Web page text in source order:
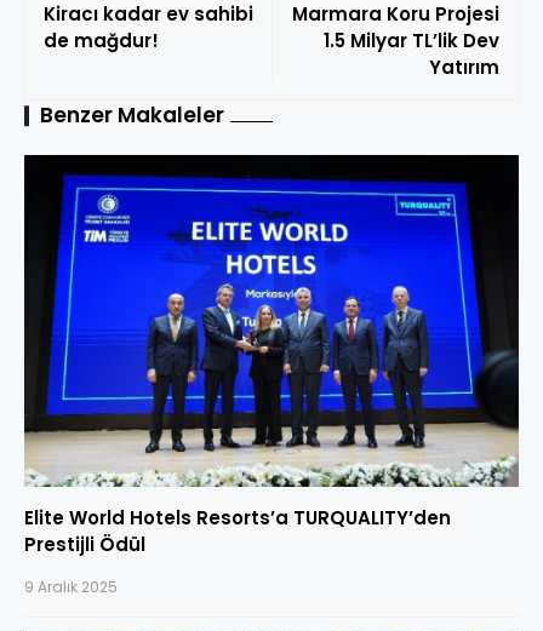
Kiracı kadar ev sahibi
de mağdur!
Marmara Koru Projesi
1.5 Milyar TL’lik Dev
Yatırım
Benzer Makaleler
Elite World Hotels Resorts’a TURQUALITY’den
Prestijli Ödül
9 Aralık 2025